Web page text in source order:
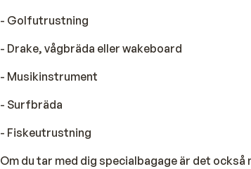
- Golfutrustning
- Drake, vågbräda eller wakeboard
- Musikinstrument
- Surfbräda
- Fiskeutrustning
Om du tar med dig specialbagage är det